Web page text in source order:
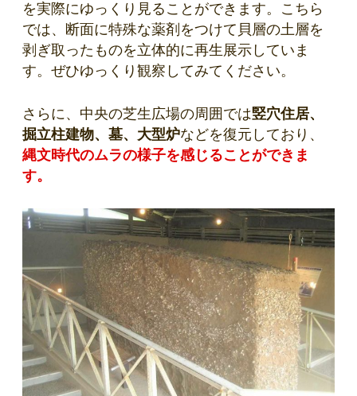
を実際にゆっくり見ることができます。こちら
では、断面に特殊な薬剤をつけて貝層の土層を
剥ぎ取ったものを立体的に再生展示していま
す。ぜひゆっくり観察してみてください。
さらに、中央の芝生広場の周囲では竪穴住居、
掘立柱建物、墓、大型炉などを復元しており、
縄文時代のムラの様子を感じることができま
す。